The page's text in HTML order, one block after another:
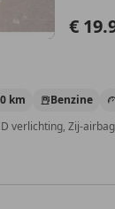
€
km Benzine